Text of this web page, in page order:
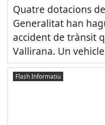
Quatre dotacions
Generalitat han
accident de trànsit
Vallirana. Un
Flash Informatiu